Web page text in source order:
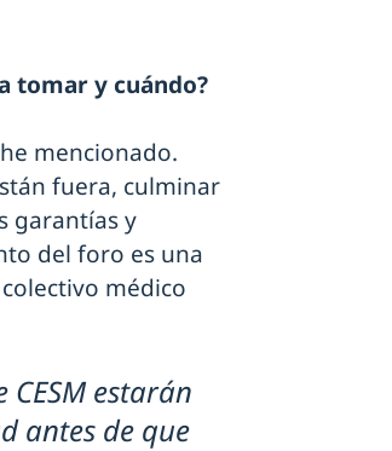
tomar y cuándo?
mencionado.
fuera, culminar
garantías y
del foro es una
médico
CESM estarán
antes de que